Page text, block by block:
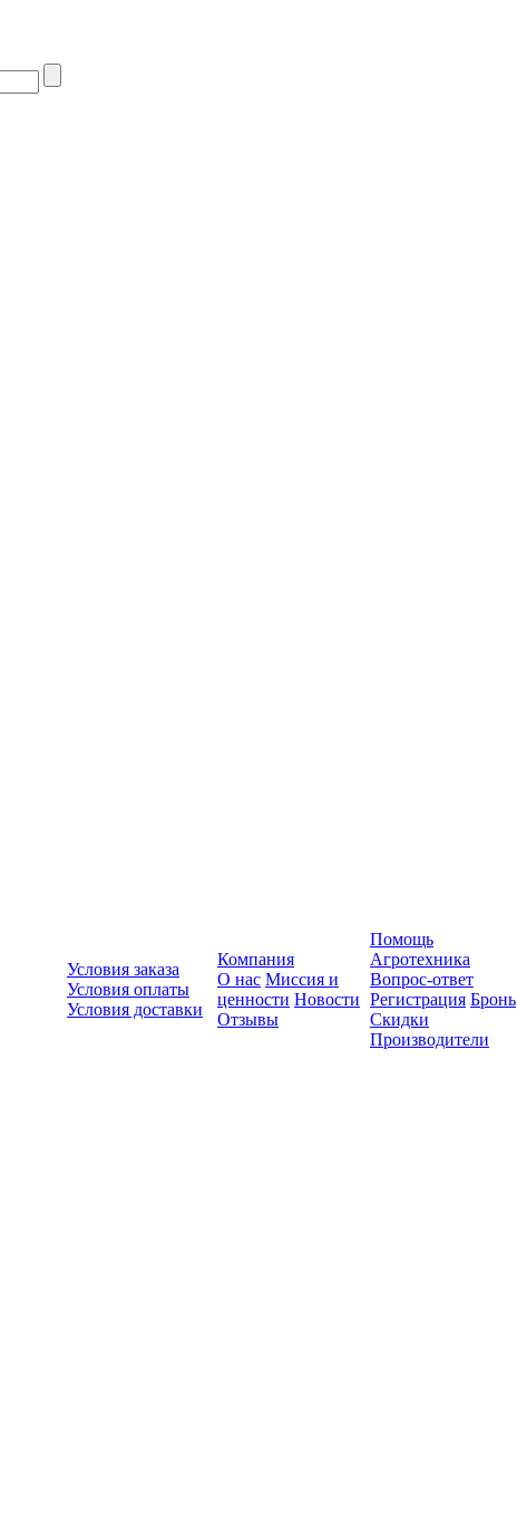
Условия заказа
Условия оплаты
Условия доставки
Компания
О нас Миссия и
ценности Новости
Отзывы
Помощь
Агротехника
Вопрос-ответ
Регистрация Бронь
Скидки
Производители